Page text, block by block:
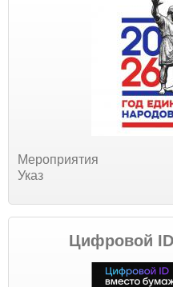
Мероприятия
Указ
Цифровой